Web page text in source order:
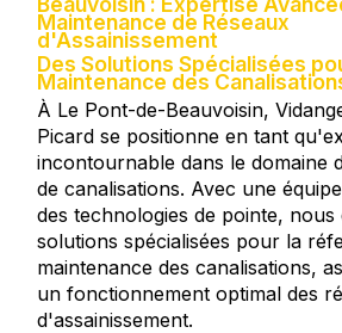
Maintenance de Réseaux
d'Assainissement
Des Solutions Spécialisées
Maintenance des
À Le Pont-de-Beauvoisin,
Picard se positionne en tant
incontournable dans le domaine
de canalisations. Avec une
des technologies de pointe,
solutions spécialisées pour la
maintenance des canalisations,
un fonctionnement optimal des
d'assainissement.